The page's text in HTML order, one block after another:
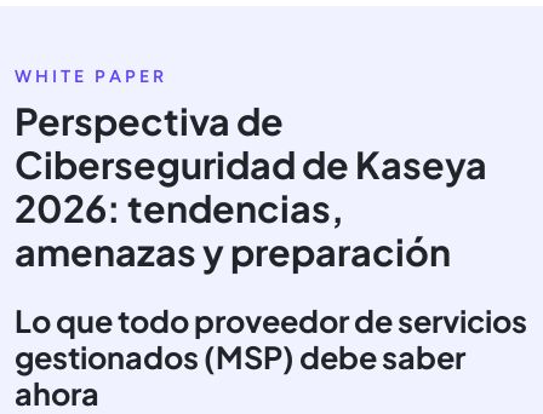
WHITE PAPER
Perspectiva de
Ciberseguridad de Kaseya
2026: tendencias,
amenazas y preparación
Lo que todo proveedor de servicios
gestionados (MSP) debe saber
ahora